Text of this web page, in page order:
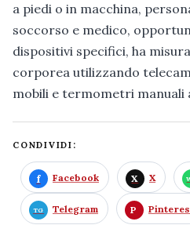
a piedi o in macchina,
soccorso e medico,
dispositivi specifici, ha
corporea utilizzando
mobili e termometri manuali
CONDIVIDI:
Facebook X
Telegram